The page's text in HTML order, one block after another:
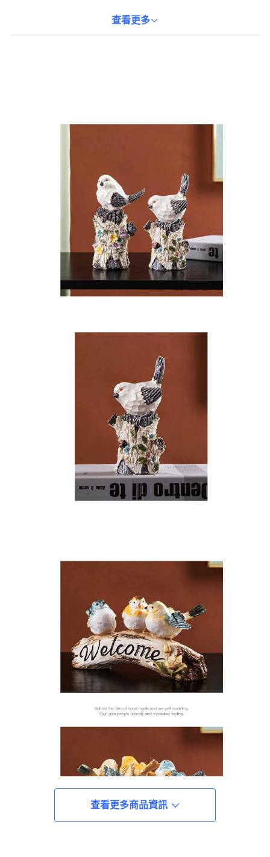
園、庭院還是陽台，都能為您的生活增添一份色彩。讓這款精美的
查看更多
查看更多商品資訊